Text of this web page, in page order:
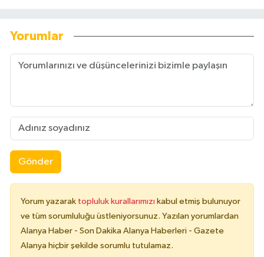
Yorumlar
Gönder
Yorum yazarak topluluk kurallarımızı kabul etmiş bulunuyor
ve tüm sorumluluğu üstleniyorsunuz. Yazılan yorumlardan
Alanya Haber - Son Dakika Alanya Haberleri - Gazete
Alanya hiçbir şekilde sorumlu tutulamaz.